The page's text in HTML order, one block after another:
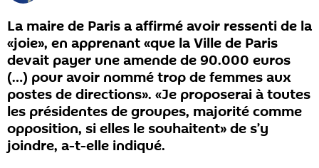
La maire de Paris a affirmé avoir ressenti de la
«joie», en apprenant «que la Ville de Paris
devait payer une amende de 90.000 euros
(…) pour avoir nommé trop de femmes aux
postes de directions». «Je proposerai à toutes
les présidentes de groupes, majorité comme
opposition, si elles le souhaitent» de s’y
joindre, a-t-elle indiqué.